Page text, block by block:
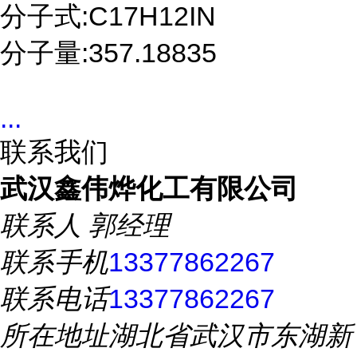
分子式:C17H12IN
分子量:357.18835
...
联系我们
武汉鑫伟烨化工有限公司
联系人 郭经理
联系手机13377862267
联系电话13377862267
所在地址湖北省武汉市东湖新